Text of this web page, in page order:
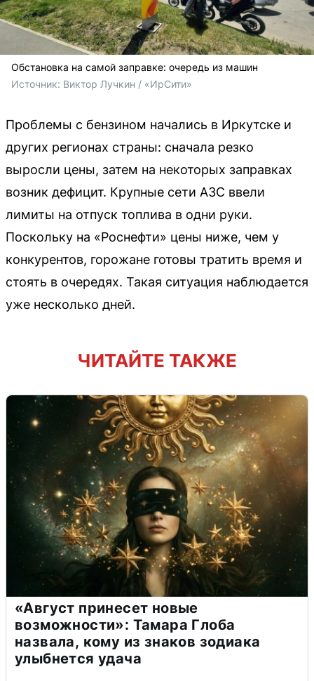
Обстановка на самой заправке: очередь из машин
Источник: Виктор Лучкин / «ИрСити»
Проблемы с бензином начались в Иркутске и
других регионах страны: сначала резко
выросли цены, затем на некоторых заправках
возник дефицит. Крупные сети АЗС ввели
лимиты на отпуск топлива в одни руки.
Поскольку на «Роснефти» цены ниже, чем у
конкурентов, горожане готовы тратить время и
стоять в очередях. Такая ситуация наблюдается
уже несколько дней.
ЧИТАЙТЕ ТАКЖЕ
«Август принесет новые
возможности»: Тамара Глоба
назвала, кому из знаков зодиака
улыбнется удача